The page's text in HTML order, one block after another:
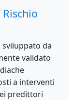
sviluppato da
validato
a interventi
predittori